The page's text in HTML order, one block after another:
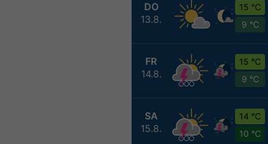
DO
13.8.
15 °C
9 °C
FR
14.8.
15 °C
9 °C
SA
15.8.
14 °C
10 °C